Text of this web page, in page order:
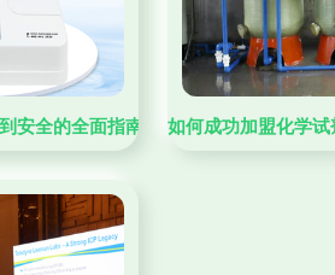
安全的全面指南 如何成功加盟化学